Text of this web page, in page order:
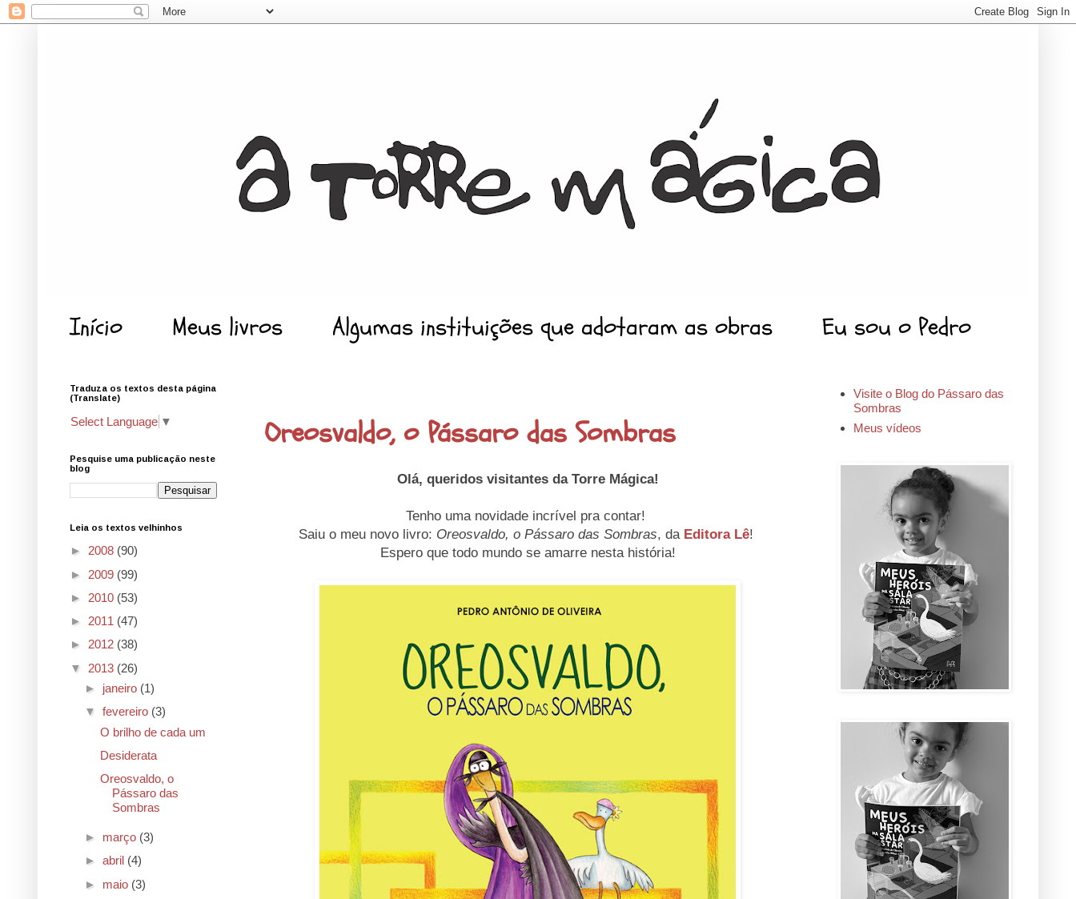
Início Meus livros Algumas instituições que adotaram as obras Eu sou o Pedro
Oreosvaldo, o Pássaro das Sombras
Olá, queridos visitantes da Torre Mágica!
Tenho uma novidade incrível pra contar!
Saiu o meu novo livro: Oreosvaldo, o Pássaro das Sombras , da Editora Lê!
Espero que todo mundo se amarre nesta história!
Traduza os textos desta página
(Translate)
Select Language ▼
Pesquise uma publicação neste
blog
Leia os textos velhinhos
► 2008 (90)
► 2009 (99)
► 2010 (53)
► 2011 (47)
► 2012 (38)
▼ 2013 (26)
► janeiro (1)
▼ fevereiro (3)
O brilho de cada um
Desiderata
Oreosvaldo, o
Pássaro das
Sombras
► março (3)
► abril (4)
► maio (3)
Visite o Blog do Pássaro das
Sombras
Meus vídeos